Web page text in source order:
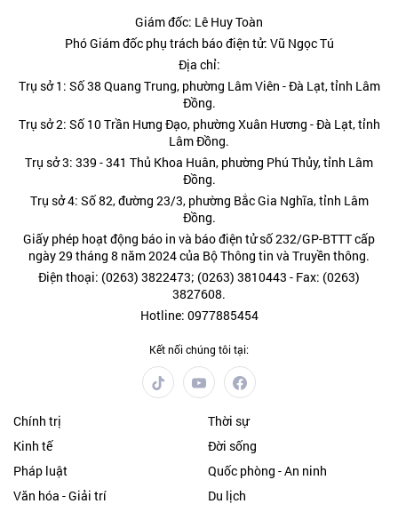
Giám đốc: Lê Huy Toàn
Phó Giám đốc phụ trách báo điện tử: Vũ Ngọc Tú
Địa chỉ:
Trụ sở 1: Số 38 Quang Trung, phường Lâm Viên - Đà Lạt, tỉnh Lâm
Đồng.
Trụ sở 2: Số 10 Trần Hưng Đạo, phường Xuân Hương - Đà Lạt, tỉnh
Lâm Đồng.
Trụ sở 3: 339 - 341 Thủ Khoa Huân, phường Phú Thủy, tỉnh Lâm
Đồng.
Trụ sở 4: Số 82, đường 23/3, phường Bắc Gia Nghĩa, tỉnh Lâm
Đồng.
Giấy phép hoạt động báo in và báo điện tử số 232/GP-BTTT cấp
ngày 29 tháng 8 năm 2024 của Bộ Thông tin và Truyền thông.
Điện thoại: (0263) 3822473; (0263) 3810443 - Fax: (0263)
3827608.
Hotline: 0977885454
Kết nối chúng tôi tại:
Chính trị
Thời sự
Kinh tế
Đời sống
Pháp luật
Quốc phòng - An ninh
Văn hóa - Giải trí
Du lịch